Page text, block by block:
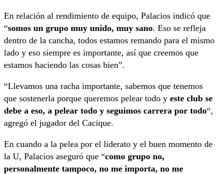
En relación al rendimiento de equipo, Palacios indicó que
“somos un grupo muy unido, muy sano. Eso se refleja
dentro de la cancha, todos estamos remando para el mismo
lado y eso siempre es importante, así que creemos que
estamos haciendo las cosas bien”.
“Llevamos una racha importante, sabemos que tenemos
que sostenerla porque queremos pelear todo y este club se
debe a eso, a pelear todo y seguimos carrera por todo“,
agregó el jugador del Cacique.
En cuando a la pelea por el liderato y el buen momento de
la U, Palacios aseguró que “como grupo no,
personalmente tampoco, no me importa, no me